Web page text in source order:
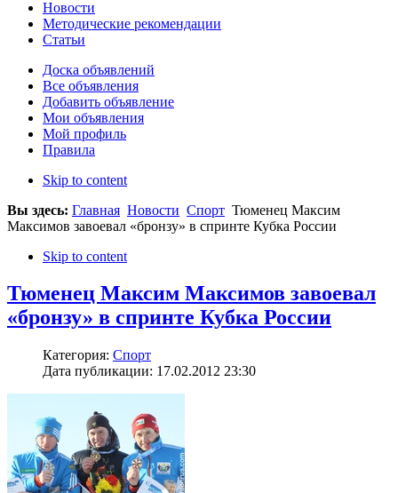
Новости
Методические рекомендации
Статьи
Доска объявлений
Все объявления
Добавить объявление
Мои объявления
Мой профиль
Правила
Skip to content
Вы здесь: Главная Новости Спорт Тюменец Максим
Максимов завоевал «бронзу» в спринте Кубка России
Skip to content
Тюменец Максим Максимов завоевал
«бронзу» в спринте Кубка России
Категория: Спорт
Дата публикации: 17.02.2012 23:30